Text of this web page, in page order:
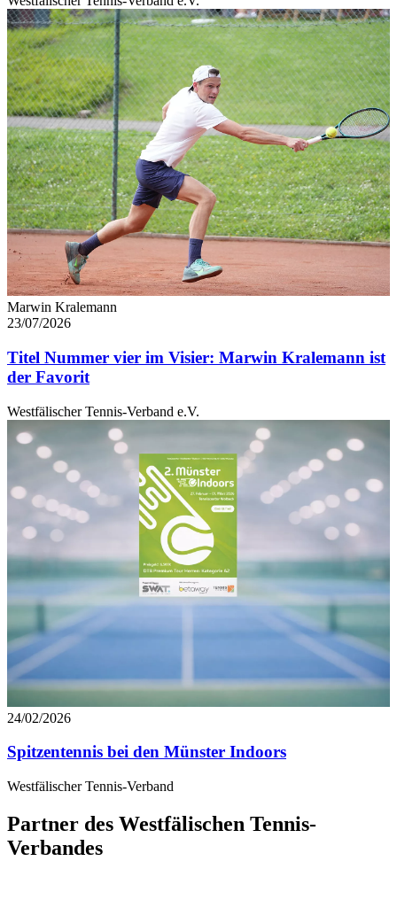
Marwin Kralemann
23/07/2026
Titel Nummer vier im Visier: Marwin Kralemann ist
der Favorit
Westfälischer Tennis-Verband e.V.
24/02/2026
Spitzentennis bei den Münster Indoors
Westfälischer Tennis-Verband
Partner des Westfälischen Tennis-
Verbandes